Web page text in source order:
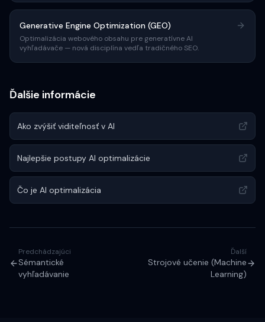
Generative Engine Optimization (GEO)
Optimalizácia webového obsahu pre generatívne AI
vyhľadávače — nová disciplína vedľa tradičného SEO.
Ďalšie informácie
Ako zvýšiť viditeľnosť v AI
Najlepšie postupy AI optimalizácie
Čo je AI optimalizácia
Predchádzajúci
Sémantické
vyhľadávanie
Ďalší
Strojové učenie (Machine
Learning)